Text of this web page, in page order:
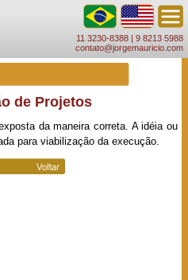
11 3230-8388 | 9 8213 5988
contato@jorgemauricio.com
de Projetos
da maneira correta. A idéia ou
para viabilização da execução.